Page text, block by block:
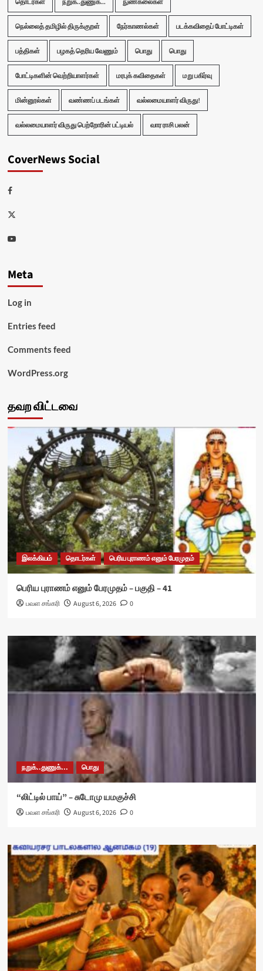
நெல்லைத் தமிழில் திருக்குறள் நேர்காணல்கள் படக்கவிதைப் போட்டிகள்
பத்திகள் பழகத் தெரிய வேணும் பொது பொது
போட்டிகளின் வெற்றியாளர்கள் மரபுக் கவிதைகள் மறு பகிர்வு
மின்னூல்கள் வண்ணப் படங்கள் வல்லமையாளர் விருது!
வல்லமையாளர் விருது பெற்றோரின் பட்டியல் வார ராசி பலன்
CoverNews Social
Facebook
Twitter
Youtube
Meta
Log in
Entries feed
Comments feed
WordPress.org
தவற விட்டவை
இலக்கியம் தொடர்கள் பெரிய புராணம் எனும் பேரமுதம்
பெரிய புராணம் எனும் பேரமுதம் – பகுதி – 41
பவள சங்கரி August 6, 2026 0
நறுக்..துணுக்... பொது
“லிட்டில் பாய்” – சுடோமு யமகுச்சி
பவள சங்கரி August 6, 2026 0